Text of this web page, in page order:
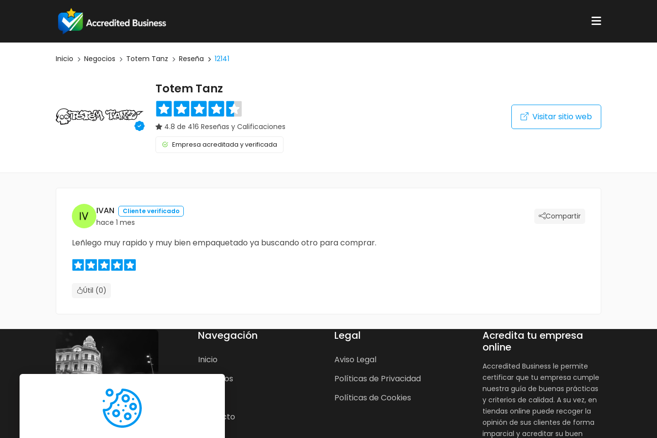
Inicio Negocios Totem Tanz Reseña 12141
Totem Tanz
4.8 de 416 Reseñas y Calificaciones
Empresa acreditada y verificada
Visitar sitio web
IVAN Cliente verificado
hace 1 mes
Compartir
Leñlego muy rapido y muy bien empaquetado ya buscando otro para comprar.
Útil (0)
Navegación
Inicio
Negocios
Contacto
Legal
Aviso Legal
Políticas de Privacidad
Políticas de Cookies
Acredita tu empresa
online
Accredited Business le permite
certificar que tu empresa cumple
nuestra guía de buenas prácticas
y criterios de calidad. A su vez, en
tiendas online puede recoger la
opinión de sus clientes de forma
imparcial y acreditar su buen